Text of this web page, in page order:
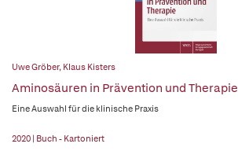
Uwe Gröber, Klaus Kisters
Aminosäuren in Prävention und Therapie
Eine Auswahl für die klinische Praxis
2020 | Buch - Kartoniert